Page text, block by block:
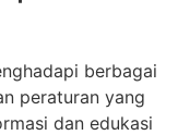
berbagai
peraturan yang
dan edukasi